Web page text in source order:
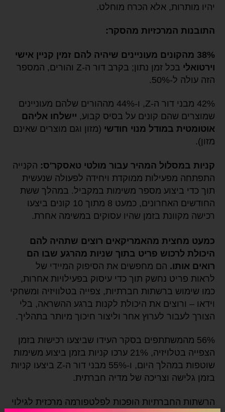
יהיו מותרות, אלא הכרח מוחלט.
התובנות המרכזיות מהסקר:
38% מהקונים מעוניינים שיהיה להם זמין קניין אישי
וירטואלי
בכל זמן נתון; בקרב דור ה-Z והורים, המספר
הזה עולה ל-50%.
42% מבני דור ה-Z, ו-44% מההורים שלהם מעוניינים
שמוצרים שהם קונים על בסיס קבוע, יישלחו אליהם
אוטומטית במודל מנוי חודשי (מזון וגם מוצרים שאינם
מזון).
קניות במסלול המהיר עבור מולטי טאסקר'ס: הקנייה
התפתחה מפעילות ממוקדת ויחידה לפעולה שנעשית
תוך כדי ביצוע מספר משימות במקביל. במהלך ששת
החודשים האחרונים, כמעט 8 מתוך 10 קונים ביצעו
רכישה מקוונת בזמן שהיו עסוקים במשימה אחרת.
כמעט מחצית מהאמריקאים רוצים שתהיה להם
היכולת לרכוש פריט בתוך שניות מהרגע שבו הם
רואים אותו. הם מחפשים את הסיפוק המיידי של
לראות פריט נחשק תוך כדי עיסוק בפעילויות אחרות,
כמו שימוש ברשתות חברתיות, צפייה בטלוויזיה ומשחקי
וידאו – ורוצים את היכולת לקנות ברגע ההשראה, בלי
הצורך לעבור לערוץ אחר וליצור חיכוך מיותר בתהליך.
56% מהמשתתפים בסקר העידו שביצעו רכישות בזמן
הצפייה בטלויזיה, 21% ערכו קניות בזמן ביצוע משימות
שוטפות במהלך היום, ו-55% מבני דור ה-Z ביצעו קניות
בזמן גלישה וצריכה של מדיה חברתית.
הרשתות החברתיות הופכות לפלטפורמה מרכזית לגילוי